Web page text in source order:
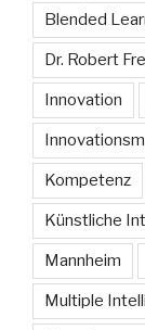
Blended
Dr. Robert
Innovation
Kompetenz
Künstliche
Mannheim
Multiple